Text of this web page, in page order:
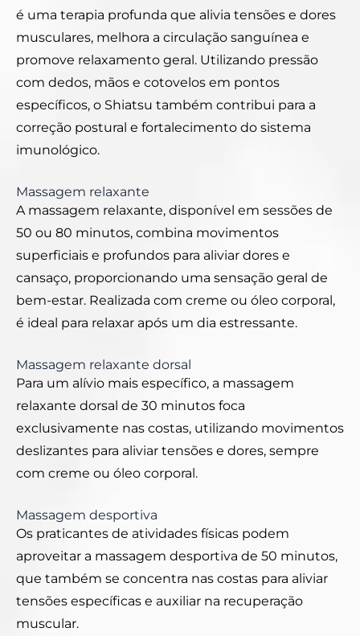
é uma terapia profunda que alivia tensões e dores
musculares, melhora a circulação sanguínea e
promove relaxamento geral. Utilizando pressão
com dedos, mãos e cotovelos em pontos
específicos, o Shiatsu também contribui para a
correção postural e fortalecimento do sistema
imunológico.
Massagem relaxante
A massagem relaxante, disponível em sessões de
50 ou 80 minutos, combina movimentos
superficiais e profundos para aliviar dores e
cansaço, proporcionando uma sensação geral de
bem-estar. Realizada com creme ou óleo corporal,
é ideal para relaxar após um dia estressante.
Massagem relaxante dorsal
Para um alívio mais específico, a massagem
relaxante dorsal de 30 minutos foca
exclusivamente nas costas, utilizando movimentos
deslizantes para aliviar tensões e dores, sempre
com creme ou óleo corporal.
Massagem desportiva
Os praticantes de atividades físicas podem
aproveitar a massagem desportiva de 50 minutos,
que também se concentra nas costas para aliviar
tensões específicas e auxiliar na recuperação
muscular.